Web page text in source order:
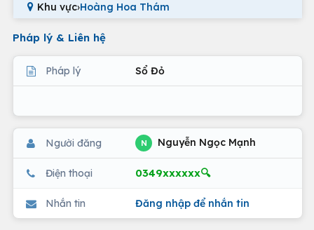
Khu vực›Hoàng Hoa Thám
Pháp lý & Liên hệ
Pháp lý Sổ Đỏ
Người đăng N Nguyễn Ngọc Mạnh
Điện thoại 0349xxxxxx🔍
Nhắn tin Đăng nhập để nhắn tin